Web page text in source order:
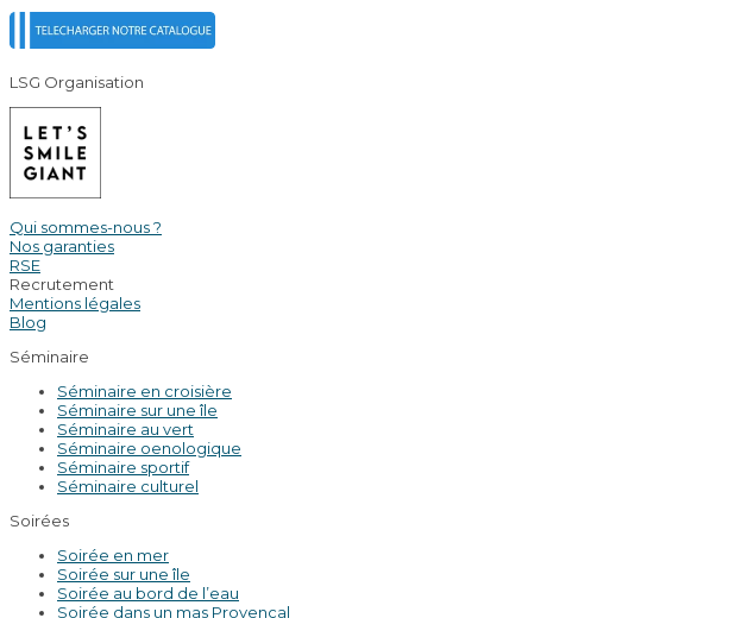
LSG Organisation
Qui sommes-nous ?
Nos garanties
RSE
Recrutement
Mentions légales
Blog
Séminaire
Séminaire en croisière
Séminaire sur une île
Séminaire au vert
Séminaire oenologique
Séminaire sportif
Séminaire culturel
Soirées
Soirée en mer
Soirée sur une île
Soirée au bord de l’eau
Soirée dans un mas Provençal